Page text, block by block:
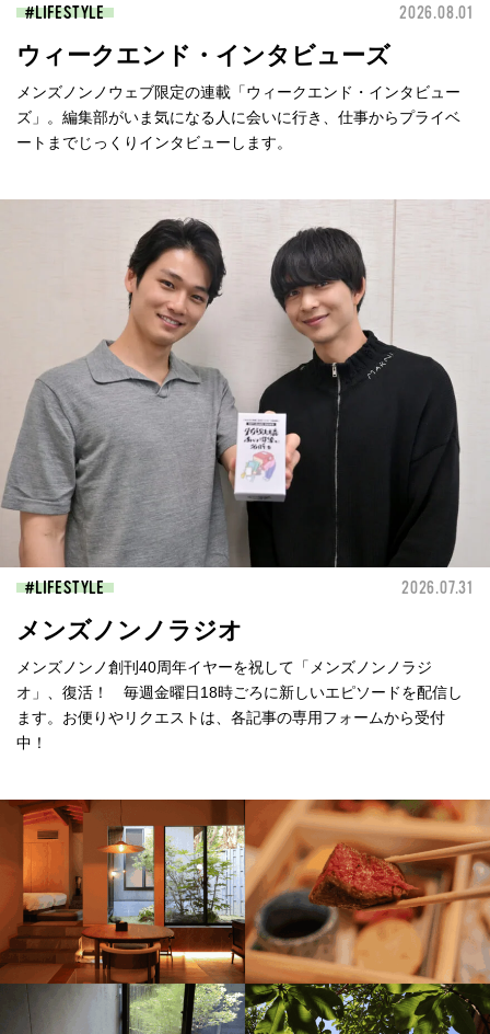
LIFESTYLE 2026.08.01
ウィークエンド・インタビューズ
メンズノンノウェブ限定の連載「ウィークエンド・インタビュー
ズ」。編集部がいま気になる人に会いに行き、仕事からプライベ
ートまでじっくりインタビューします。
LIFESTYLE 2026.07.31
メンズノンノラジオ
メンズノンノ創刊40周年イヤーを祝して「メンズノンノラジ
オ」、復活！ 毎週金曜日18時ごろに新しいエピソードを配信し
ます。お便りやリクエストは、各記事の専用フォームから受付
中！